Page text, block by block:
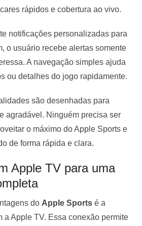
rápidos e cobertura ao vivo.
notificações personalizadas para
o usuário recebe alertas somente
A navegação simples ajuda
ou detalhes do jogo rapidamente.
são desenhadas para
agradável. Ninguém precisa ser
o máximo do Apple Sports e
de forma rápida e clara.
Apple TV para uma
do Apple Sports é a
a Apple TV. Essa conexão permite